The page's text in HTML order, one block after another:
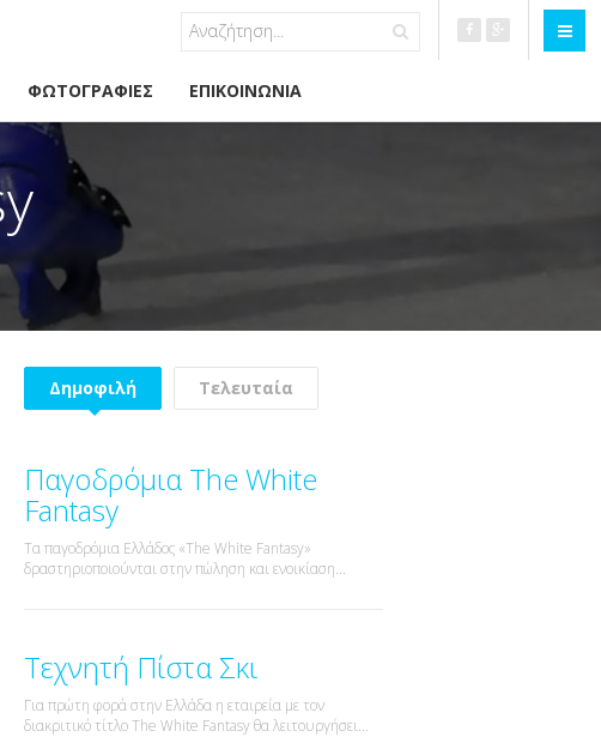
ΦΩΤΟΓΡΑΦΊΕΣ ΕΠΙΚΟΙΝΩΝΊΑ
Δημοφιλή Τελευταία
Παγοδρόμια The White
Fantasy
Τα παγοδρόμια Ελλάδος «The White Fantasy»
δραστηριοποιούνται στην πώληση και ενοικίαση...
Τεχνητή Πίστα Σκι
Για πρώτη φορά στην Ελλάδα η εταιρεία με τον
διακριτικό τίτλο The White Fantasy θα λειτουργήσει...